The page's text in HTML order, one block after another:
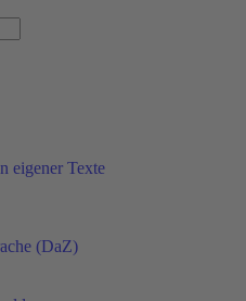
eigener Texte
(DaZ)